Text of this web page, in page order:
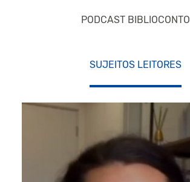
PODCAST BIBLIOCONTO
SUJEITOS LEITORES